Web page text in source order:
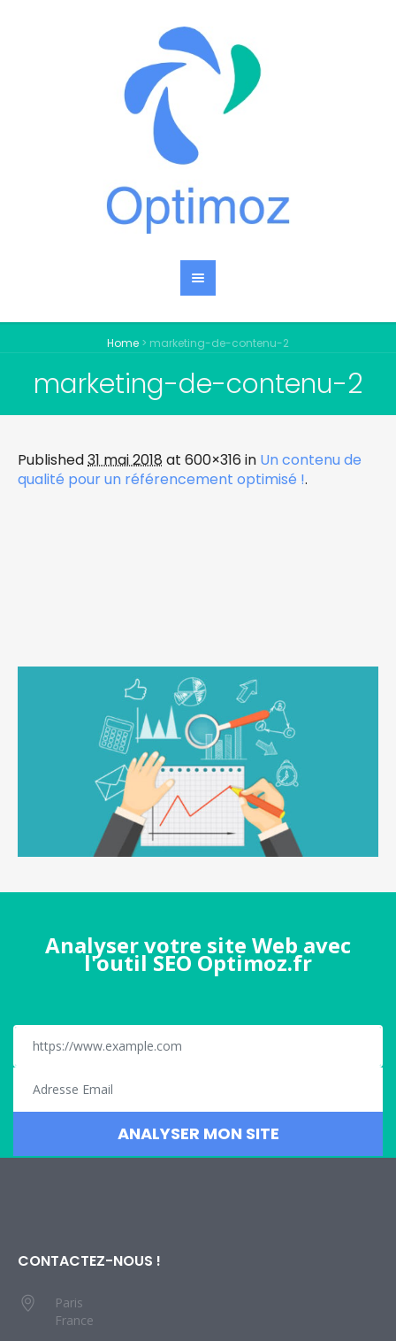
Home > marketing-de-contenu-2
marketing-de-contenu-2
Published31 mai 2018 at 600×316 in Un contenu de
qualité pour un référencement optimisé !.
Analyser votre site Web avec
l'outil SEO Optimoz.fr
CONTACTEZ-NOUS !
Paris
France